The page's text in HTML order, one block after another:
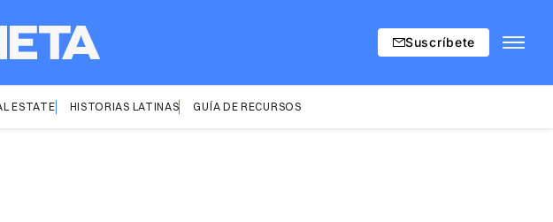
Suscríbete
ESTATE HISTORIAS LATINAS GUÍA DE RECURSOS